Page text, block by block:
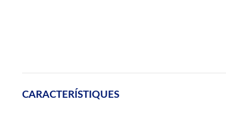
CARACTERÍSTIQUES